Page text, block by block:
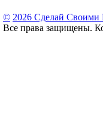
© 2026 Сделай Своими
Все права защищены.